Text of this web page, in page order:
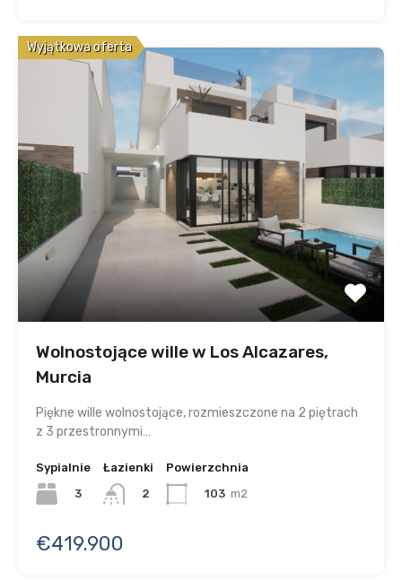
Wyjątkowa oferta
Wolnostojące wille w Los Alcazares,
Murcia
Piękne wille wolnostojące, rozmieszczone na 2 piętrach
z 3 przestronnymi…
Sypialnie
3
Łazienki
2
Powierzchnia
103 m2
€419.900